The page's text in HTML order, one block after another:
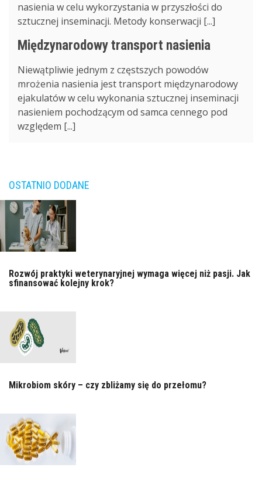
nasienia w celu wykorzystania w przyszłości do
sztucznej inseminacji. Metody konserwacji [...]
Międzynarodowy transport nasienia
Niewątpliwie jednym z częstszych powodów
mrożenia nasienia jest transport międzynarodowy
ejakulatów w celu wykonania sztucznej inseminacji
nasieniem pochodzącym od samca cennego pod
względem [...]
OSTATNIO DODANE
Rozwój praktyki weterynaryjnej wymaga więcej niż pasji. Jak
sfinansować kolejny krok?
Mikrobiom skóry – czy zbliżamy się do przełomu?